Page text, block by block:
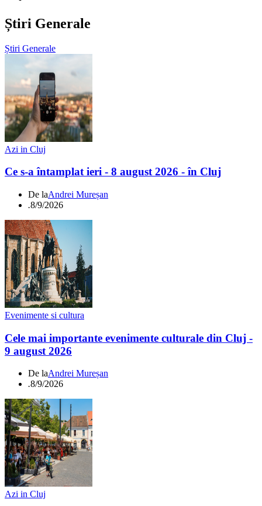
Știri Generale
Știri Generale
Azi in Cluj
Ce s-a întamplat ieri - 8 august 2026 - în Cluj
De laAndrei Mureșan
.8/9/2026
Evenimente si cultura
Cele mai importante evenimente culturale din Cluj -
9 august 2026
De laAndrei Mureșan
.8/9/2026
Azi in Cluj